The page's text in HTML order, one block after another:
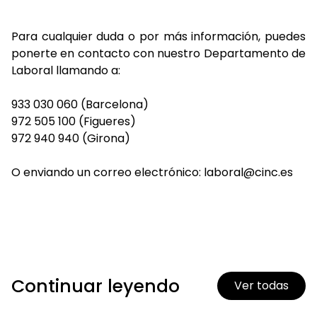
Para cualquier duda o por más información, puedes
ponerte en contacto con nuestro Departamento de
Laboral llamando a:
933 030 060 (Barcelona)
972 505 100 (Figueres)
972 940 940 (Girona)
O enviando un correo electrónico: laboral@cinc.es
Continuar leyendo Ver todas